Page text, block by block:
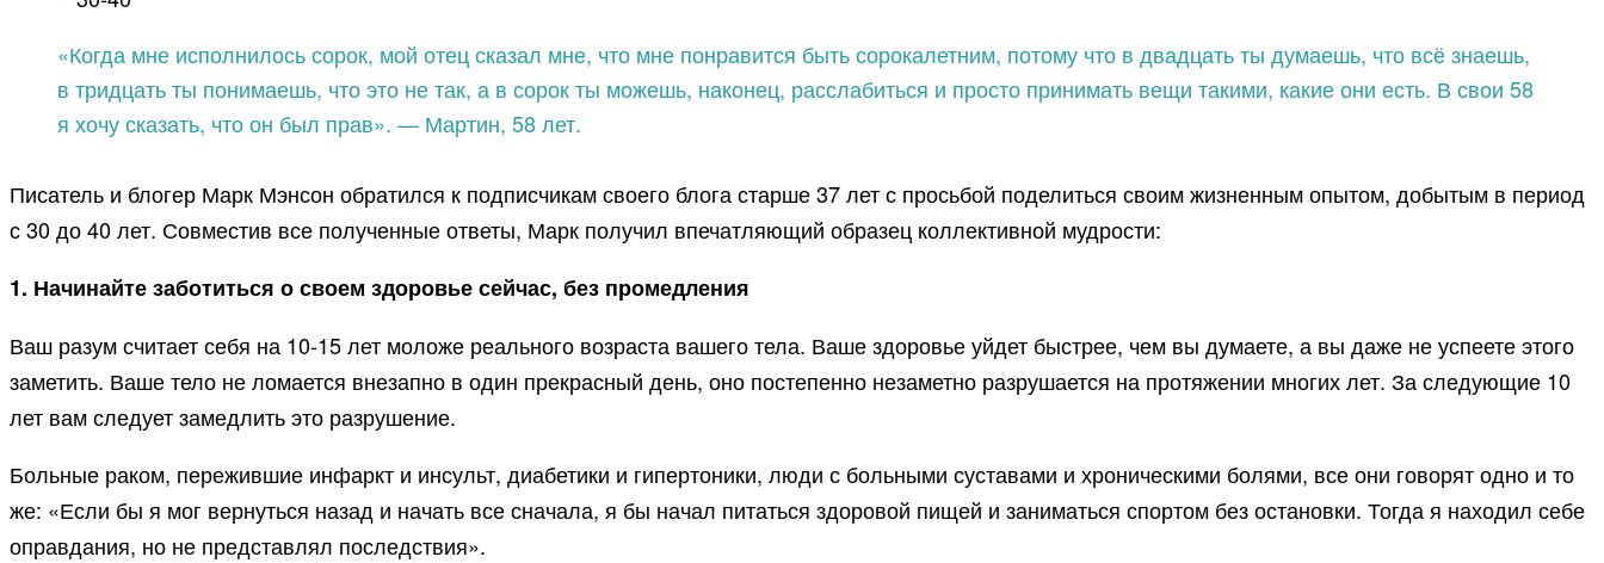
«Когда мне исполнилось сорок, мой отец сказал мне, что мне понравится быть сорокалетним, потому что в двадцать ты думаешь, что всё знаешь,
в тридцать ты понимаешь, что это не так, а в сорок ты можешь, наконец, расслабиться и просто принимать вещи такими, какие они есть. В свои 58
я хочу сказать, что он был прав». — Мартин, 58 лет.
Писатель и блогер Марк Мэнсон обратился к подписчикам своего блога старше 37 лет с просьбой поделиться своим жизненным опытом, добытым в период
с 30 до 40 лет. Совместив все полученные ответы, Марк получил впечатляющий образец коллективной мудрости:
1. Начинайте заботиться о своем здоровье сейчас, без промедления
Ваш разум считает себя на 10-15 лет моложе реального возраста вашего тела. Ваше здоровье уйдет быстрее, чем вы думаете, а вы даже не успеете этого
заметить. Ваше тело не ломается внезапно в один прекрасный день, оно постепенно незаметно разрушается на протяжении многих лет. За следующие 10
лет вам следует замедлить это разрушение.
Больные раком, пережившие инфаркт и инсульт, диабетики и гипертоники, люди с больными суставами и хроническими болями, все они говорят одно и то
же: «Если бы я мог вернуться назад и начать все сначала, я бы начал питаться здоровой пищей и заниматься спортом без остановки. Тогда я находил себе
оправдания, но не представлял последствия».